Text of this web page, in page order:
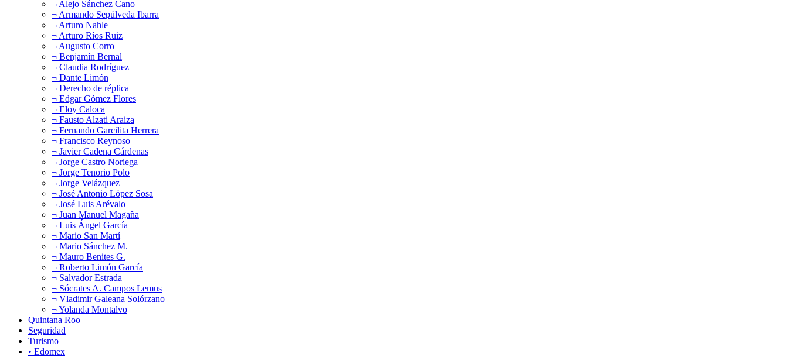
¬ Alejo Sánchez Cano
¬ Armando Sepúlveda Ibarra
¬ Arturo Nahle
¬ Arturo Ríos Ruiz
¬ Augusto Corro
¬ Benjamín Bernal
¬ Claudia Rodríguez
¬ Dante Limón
¬ Derecho de réplica
¬ Edgar Gómez Flores
¬ Eloy Caloca
¬ Fausto Alzati Araiza
¬ Fernando Garcilita Herrera
¬ Francisco Reynoso
¬ Javier Cadena Cárdenas
¬ Jorge Castro Noriega
¬ Jorge Tenorio Polo
¬ Jorge Velázquez
¬ José Antonio López Sosa
¬ José Luis Arévalo
¬ Juan Manuel Magaña
¬ Luis Ángel García
¬ Mario San Martí
¬ Mario Sánchez M.
¬ Mauro Benites G.
¬ Roberto Limón García
¬ Salvador Estrada
¬ Sócrates A. Campos Lemus
¬ Vladimir Galeana Solórzano
¬ Yolanda Montalvo
Quintana Roo
Seguridad
Turismo
• Edomex